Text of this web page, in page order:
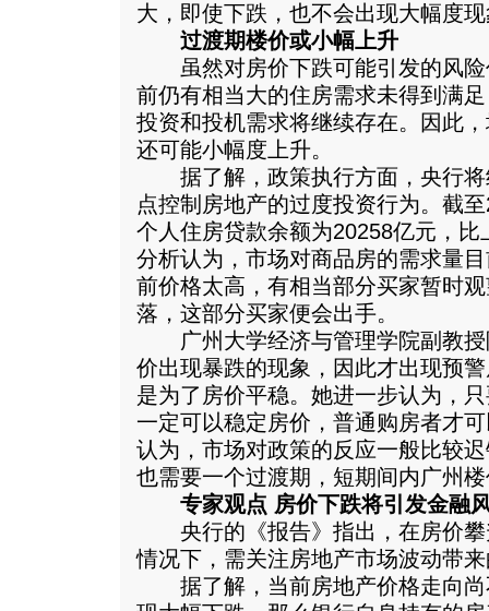
大，即使下跌，也不会出现大幅度
过渡期楼价或小幅上升
虽然对房价下跌可能引发的风险
前仍有相当大的住房需求未得到满
投资和投机需求将继续存在。因此
还可能小幅度上升。
据了解，政策执行方面，央行将
点控制房地产的过度投资行为。截
个人住房贷款余额为20258亿元，
分析认为，市场对商品房的需求量
前价格太高，有相当部分买家暂时
落，这部分买家便会出手。
广州大学经济与管理学院副教授
价出现暴跌的现象，因此才出现预
是为了房价平稳。她进一步认为，
一定可以稳定房价，普通购房者才
认为，市场对政策的反应一般比较
也需要一个过渡期，短期间内广州
专家观点 房价下跌将引发金融
央行的《报告》指出，在房价攀
情况下，需关注房地产市场波动带
据了解，当前房地产价格走向尚